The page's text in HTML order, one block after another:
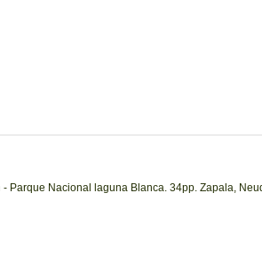
Parque Nacional laguna Blanca. 34pp. Zapala,